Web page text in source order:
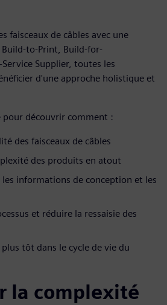
faisceaux de câbles avec une
to-Print, Build-for-
Supplier, toutes les
d'une approche holistique et
pour découvrir comment :
des faisceaux de câbles
des produits en atout
informations de conception et les
et réduire la ressaisie des
tôt dans le cycle de vie du
la complexité